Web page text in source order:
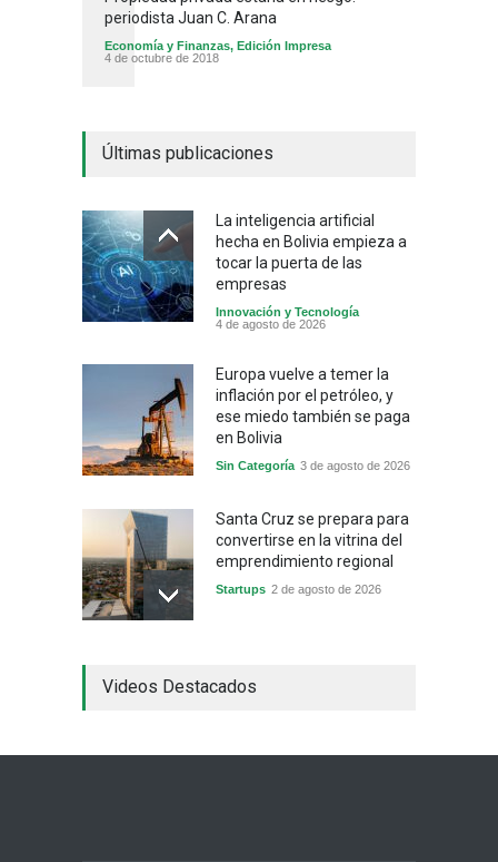
periodista Juan C. Arana
Economía y Finanzas, Edición Impresa
4 de octubre de 2018
Últimas publicaciones
La inteligencia artificial
hecha en Bolivia empieza a
tocar la puerta de las
empresas
Innovación y Tecnología
4 de agosto de 2026
Europa vuelve a temer la
inflación por el petróleo, y
ese miedo también se paga
en Bolivia
Sin Categoría 3 de agosto de 2026
Santa Cruz se prepara para
convertirse en la vitrina del
emprendimiento regional
Startups 2 de agosto de 2026
industrial y el golpe puede
Sin Categoría 1 de agosto de 2026
Videos Destacados